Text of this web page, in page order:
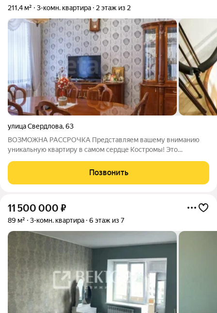
211,4 м² 3-комн. квартира 2 этаж из 2
улица Свердлова,63
ВОЗМОЖНА РАССРОЧКА Представляем вашему вниманию
уникальную квартиру в самом сердце Костромы! Это
которое вы не захотите упустить. Квартира площадью 211
квадратных метров расположена в
Позвонить
11 500 000 ₽
89 м² 3-комн. квартира 6 этаж из 7